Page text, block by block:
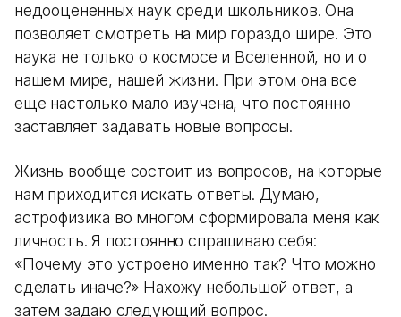
недооцененных наук среди школьников. Она
позволяет смотреть на мир гораздо шире. Это
наука не только о космосе и Вселенной, но и о
нашем мире, нашей жизни. При этом она все
еще настолько мало изучена, что постоянно
заставляет задавать новые вопросы.
Жизнь вообще состоит из вопросов, на которые
нам приходится искать ответы. Думаю,
астрофизика во многом сформировала меня как
личность. Я постоянно спрашиваю себя:
«Почему это устроено именно так? Что можно
сделать иначе?» Нахожу небольшой ответ, а
затем задаю следующий вопрос.